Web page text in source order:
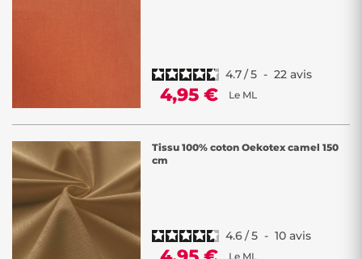
4.7/5 - 22 avis
4,95 € Le ML
Tissu 100% coton Oekotex camel 150
cm
4.6/5 - 10 avis
Le ML